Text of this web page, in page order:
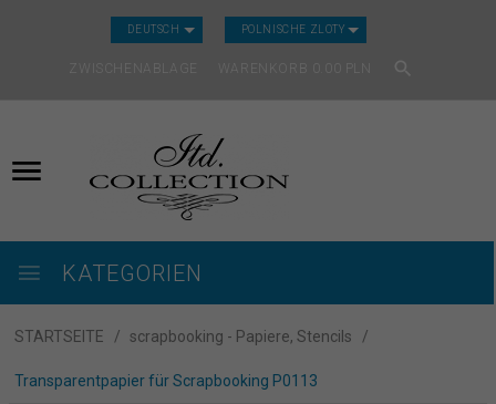
DEUTSCH CURRENCY_H
POLNISCHE ZLOTY
ZWISCHENABLAGE WARENKORB
KATEGORIEN
STARTSEITE scrapbooking - Papiere, Stencils
Transparentpapier für Scrapbooking P0113